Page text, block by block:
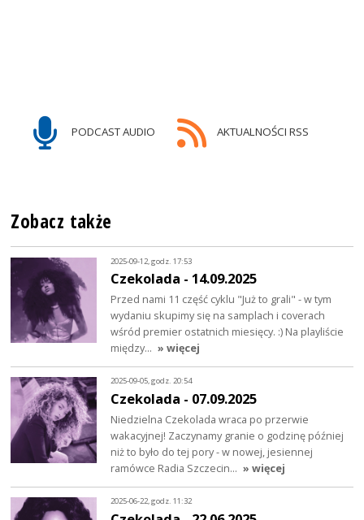
PODCAST AUDIO AKTUALNOŚCI RSS
Zobacz także
2025-09-12, godz. 17:53
Czekolada - 14.09.2025
Przed nami 11 część cyklu "Już to grali" - w tym
wydaniu skupimy się na samplach i coverach
wśród premier ostatnich miesięcy. :) Na playliście
między… » więcej
2025-09-05, godz. 20:54
Czekolada - 07.09.2025
Niedzielna Czekolada wraca po przerwie
wakacyjnej! Zaczynamy granie o godzinę później
niż to było do tej pory - w nowej, jesiennej
ramówce Radia Szczecin… » więcej
2025-06-22, godz. 11:32